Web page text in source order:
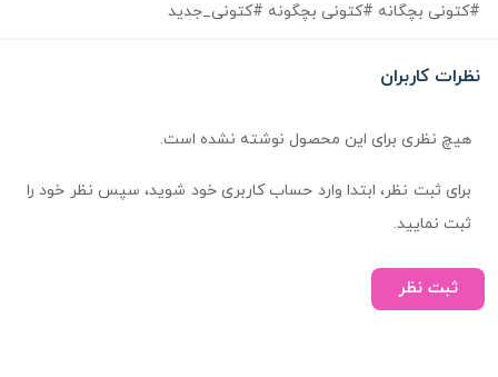
#کتونی بچگانه #کتونی بچگونه #کتونی_جدید
نظرات کاربران
هیچ نظری برای این محصول نوشته نشده است.
برای ثبت نظر، ابتدا وارد حساب کاربری خود شوید، سپس نظر خود را
ثبت نمایید.
ثبت نظر